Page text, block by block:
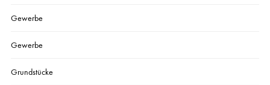
Gewerbe
Gewerbe
Grundstücke